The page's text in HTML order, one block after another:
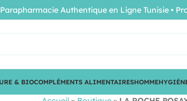
& BIOCOMPLÉMENTS ALIMENTAIRESHOMME
Authentique en Ligne Tunisie •